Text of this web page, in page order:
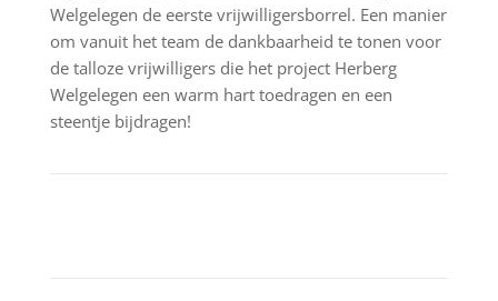
Welgelegen de eerste vrijwilligersborrel. Een manier
om vanuit het team de dankbaarheid te tonen voor
de talloze vrijwilligers die het project Herberg
Welgelegen een warm hart toedragen en een
steentje bijdragen!